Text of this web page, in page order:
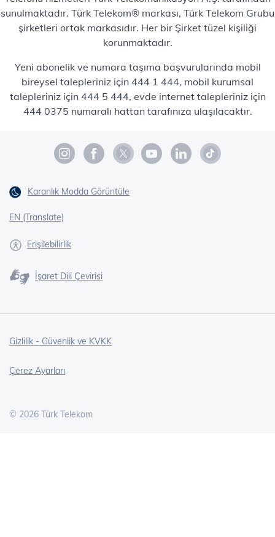
sunulmaktadır. Türk Telekom® markası, Türk Telekom Grubu
şirketleri ortak markasıdır. Her bir Şirket tüzel kişiliği
korunmaktadır.
Yeni abonelik ve numara taşıma başvurularında mobil
bireysel talepleriniz için 444 1 444, mobil kurumsal
talepleriniz için 444 5 444, evde internet talepleriniz için
444 0375 numaralı hattan tarafınıza ulaşılacaktır.
Karanlık Modda Görüntüle
EN (Translate)
Erişilebilirlik
İşaret Dili Çevirisi
Gizlilik - Güvenlik ve KVKK
Çerez Ayarları
© 2026 Türk Telekom